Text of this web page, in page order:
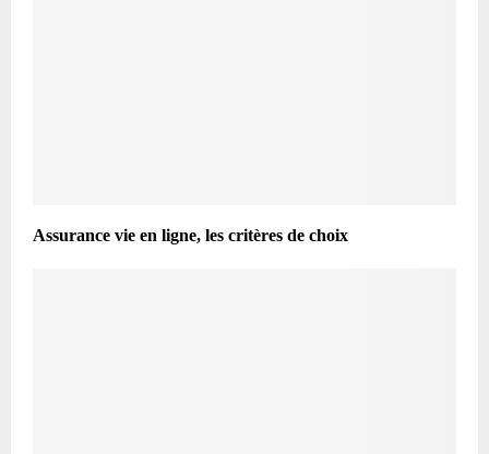
Assurance vie en ligne, les critères de choix